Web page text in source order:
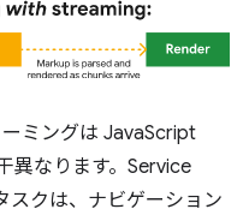
ミングは JavaScript
異なります。Service
スクは、ナビゲーション